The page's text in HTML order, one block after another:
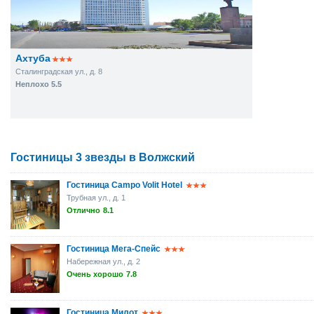
Ахтуба
Сталинградская ул., д. 8
Неплохо 5.5
Гостиницы 3 звезды в Волжский
Гостиница Сampo Volit Hotel
Трубная ул., д. 1
Отлично 8.1
Гостиница Мега-Спейс
Набережная ул., д. 2
Очень хорошо 7.8